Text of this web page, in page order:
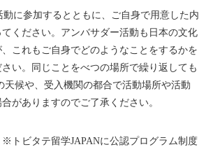
動に参加するとともに、ご自身で用意した内
ください。アンバサダー活動も日本の文化
これもご自身でどのようなことをするかを
い。同じことをべつの場所で繰り返しても
天候や、受入機関の都合で活動場所や活動
がありますのでご了承ください。
ビタテ留学JAPANに公認プログラム制度